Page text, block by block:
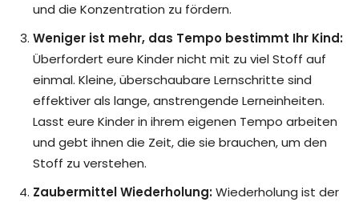
und die Konzentration zu fördern.
Weniger ist mehr, das Tempo bestimmt Ihr Kind:
Überfordert eure Kinder nicht mit zu viel Stoff auf
einmal. Kleine, überschaubare Lernschritte sind
effektiver als lange, anstrengende Lerneinheiten.
Lasst eure Kinder in ihrem eigenen Tempo arbeiten
und gebt ihnen die Zeit, die sie brauchen, um den
Stoff zu verstehen.
Zaubermittel Wiederholung:Wiederholung ist der